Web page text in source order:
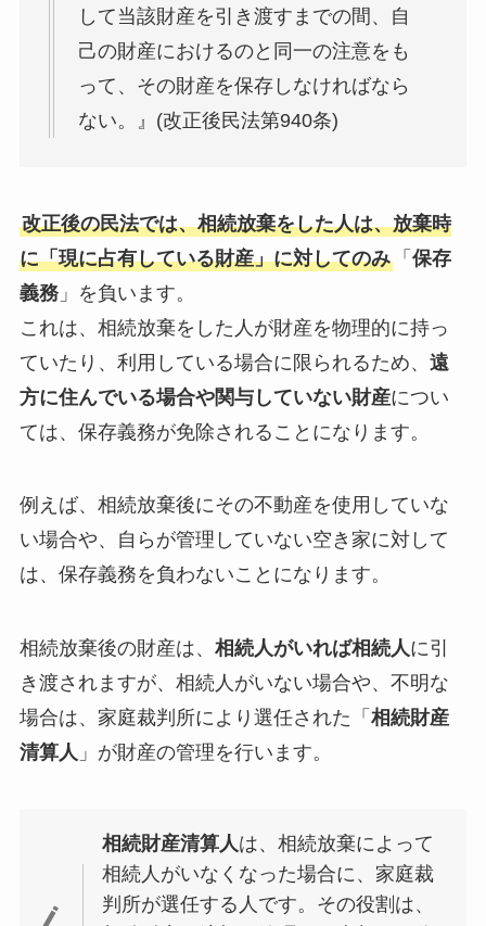
して当該財産を引き渡すまでの間、自
己の財産におけるのと同一の注意をも
って、その財産を保存しなければなら
ない。』(改正後民法第940条)
改正後の民法では、相続放棄をした人は、放棄時
に「現に占有している財産」に対してのみ「 保存
義務」を負います。
これは、相続放棄をした人が財産を物理的に持っ
ていたり、利用している場合に限られるため、 遠
方に住んでいる場合や関与していない財産につい
ては、保存義務が免除されることになります。
例えば、相続放棄後にその不動産を使用していな
い場合や、自らが管理していない空き家に対して
は、保存義務を負わないことになります。
相続放棄後の財産は、 相続人がいれば相続人に引
き渡されますが、相続人がいない場合や、不明な
場合は、家庭裁判所により選任された「 相続財産
清算人 」が財産の管理を行います。
相続財産清算人 は、相続放棄によって
相続人がいなくなった場合に、家庭裁
判所が選任する人です。その役割は、